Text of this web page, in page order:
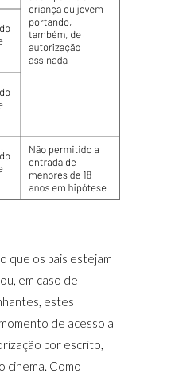
que os pais estejam
em caso de
estes
de acesso a
por escrito,
cinema. Como